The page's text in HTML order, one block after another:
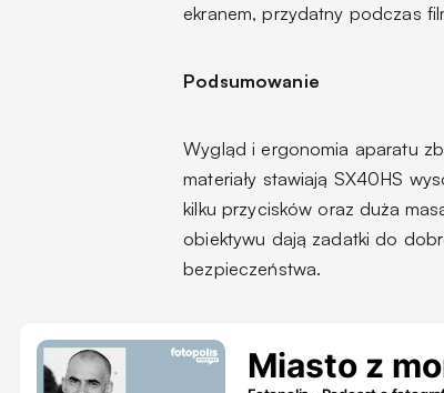
ekranem, przydatny podczas
Podsumowanie
Wygląd i ergonomia aparatu
materiały stawiają SX40HS
kilku przycisków oraz duża
obiektywu dają zadatki do
bezpieczeństwa.